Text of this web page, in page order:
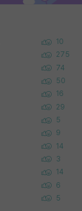
10
275
74
50
16
29
5
9
14
3
14
6
5